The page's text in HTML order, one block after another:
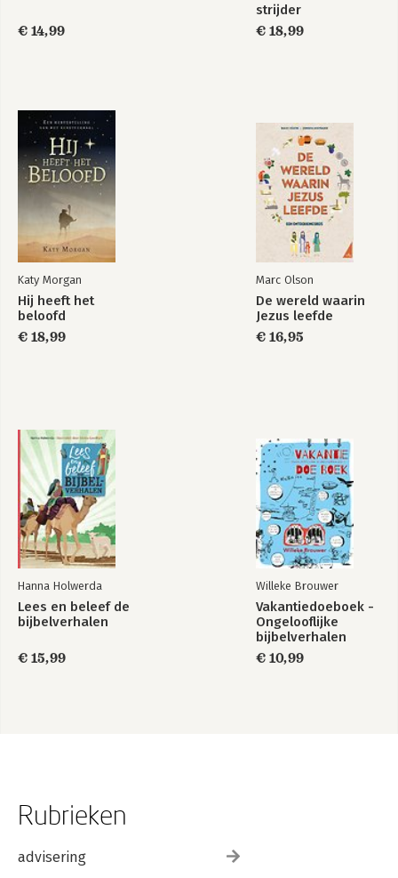
€ 14,99
strijder
€ 18,99
Katy Morgan
Hij heeft het
beloofd
€ 18,99
Marc Olson
De wereld waarin
Jezus leefde
€ 16,95
Hanna Holwerda
Lees en beleef de
bijbelverhalen
€ 15,99
Willeke Brouwer
Vakantiedoeboek -
Ongelooflijke
bijbelverhalen
€ 10,99
Rubrieken
advisering